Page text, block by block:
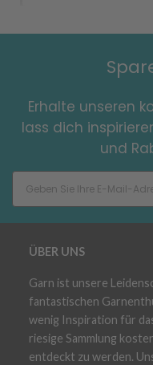
Erhalte unseren
lass dich
und
ÜBER UNS
Garn ist unsere
fantastischen
wenig Inspiration für
riesige Sammlung
entdeckt zu werden.